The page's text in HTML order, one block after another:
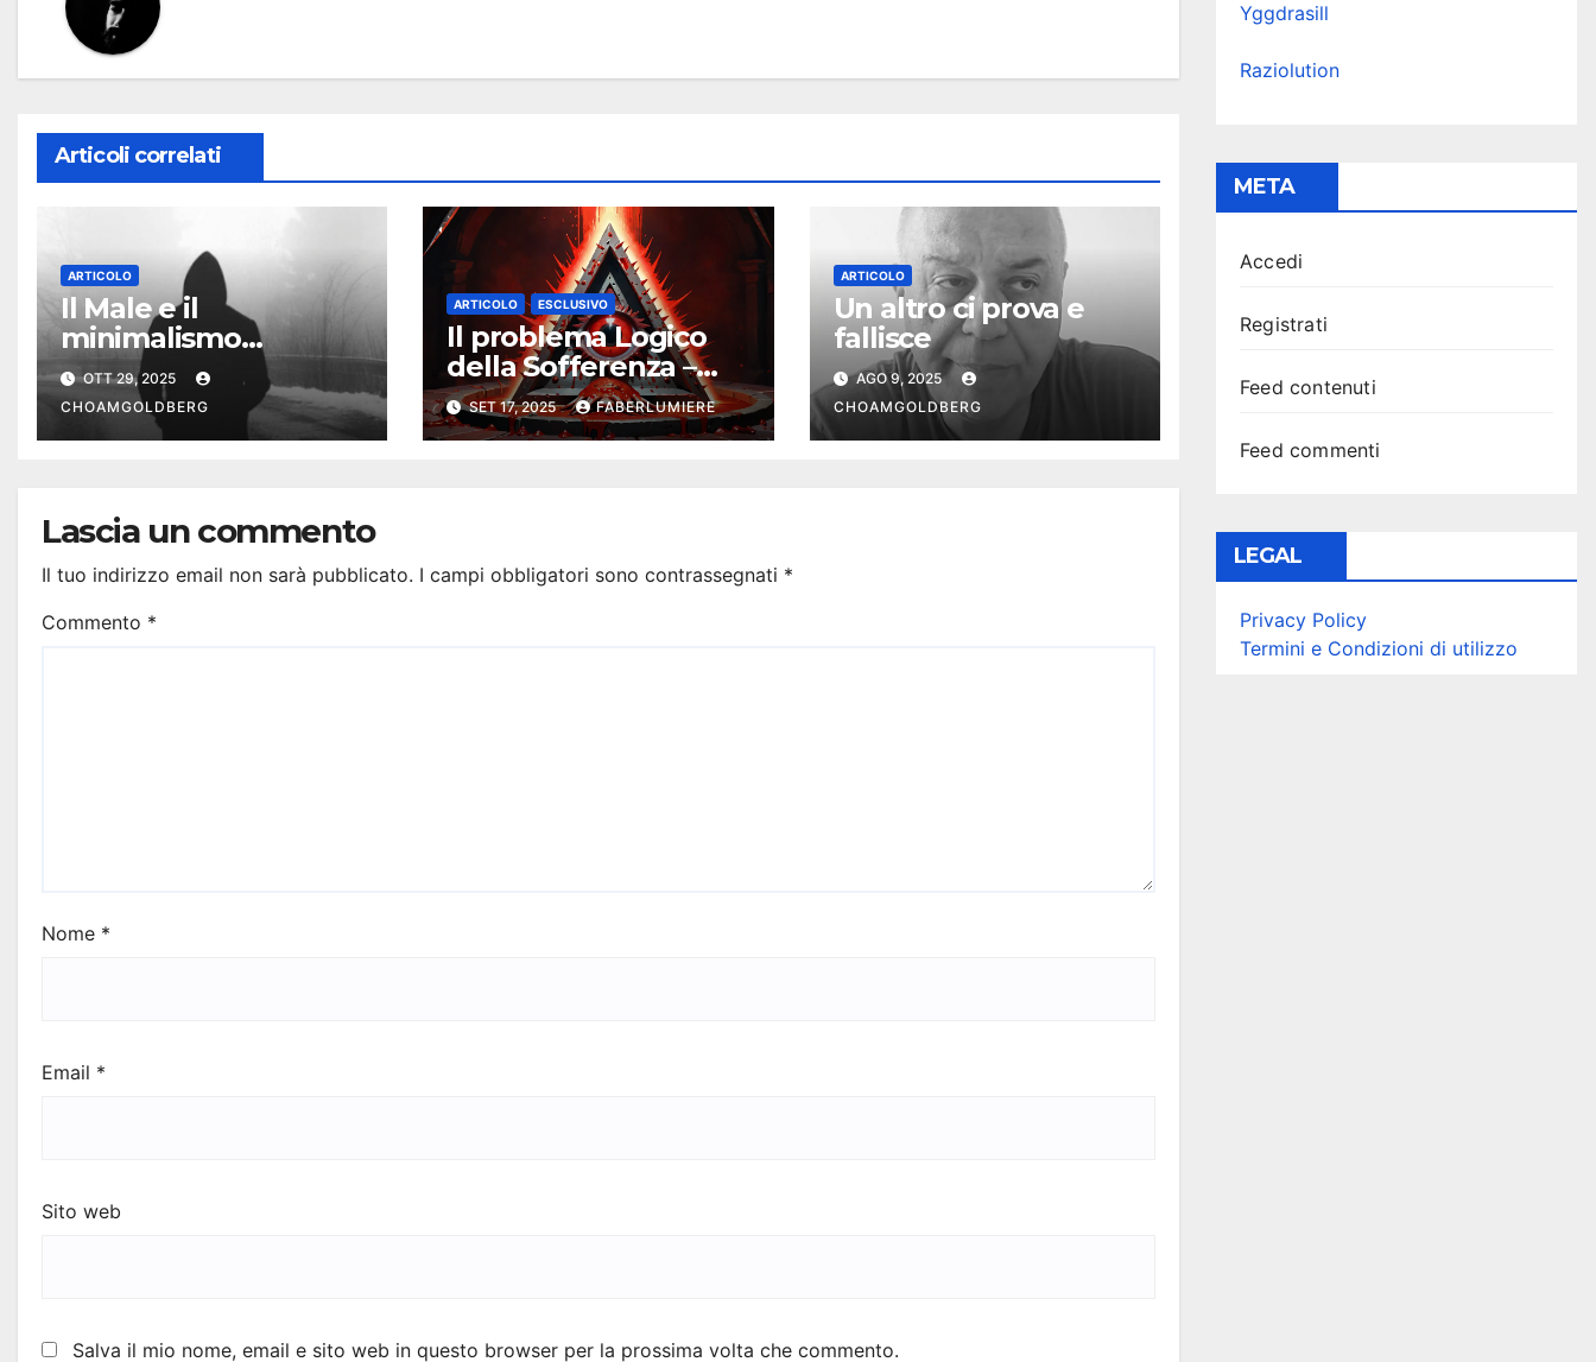
Articoli correlati
ARTICOLO
Il Male e il
minimalismo
filosofico
OTT 29, 2025
CHOAMGOLDBERG
ARTICOLO ESCLUSIVO
Il problema Logico
della Sofferenza –
ESCLUSIVO
SET 17, 2025 FABERLUMIERE
ARTICOLO
Un altro ci prova e
fallisce
AGO 9, 2025
CHOAMGOLDBERG
Lascia un commento
Il tuo indirizzo email non sarà pubblicato. I campi obbligatori sono contrassegnati *
Commento *
Nome *
Email *
Sito web
Salva il mio nome, email e sito web in questo browser per la prossima volta che commento.
Yggdrasill
Raziolution
META
Accedi
Registrati
Feed contenuti
Feed commenti
LEGAL
Privacy Policy
Termini e Condizioni di utilizzo